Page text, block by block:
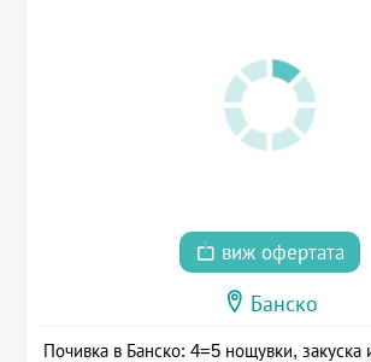
виж офертата
Банско
Почивка в Банско: 4=5 нощувки, закуска